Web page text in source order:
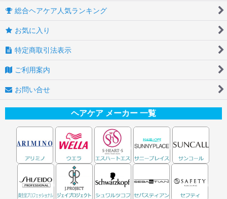
総合ヘアケア人気ランキング
お気に入り
特定商取引法表示
ご利用案内
お問い合せ
ヘアケア メーカー 一覧